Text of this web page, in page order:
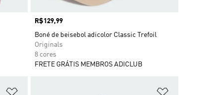
Preço
R$129,99
Boné de beisebol adicolor Classic Trefoil
Originals
8 cores
FRETE GRÁTIS MEMBROS ADICLUB